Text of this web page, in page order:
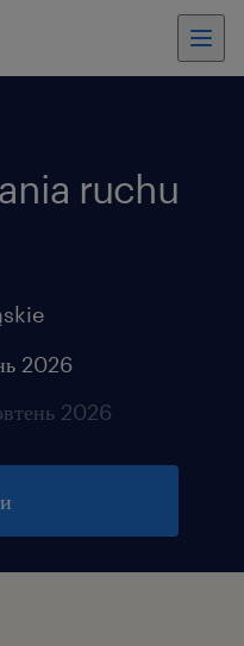
ruchu
2026
2026